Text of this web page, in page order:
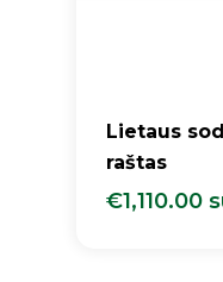
Lietaus
raštas
€1,110.00